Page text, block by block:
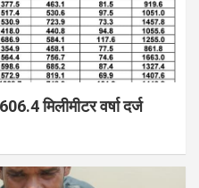
मिलीमीटर वर्षा दर्ज